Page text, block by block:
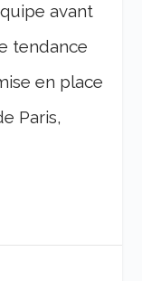
avant
tendance
en place
Paris,